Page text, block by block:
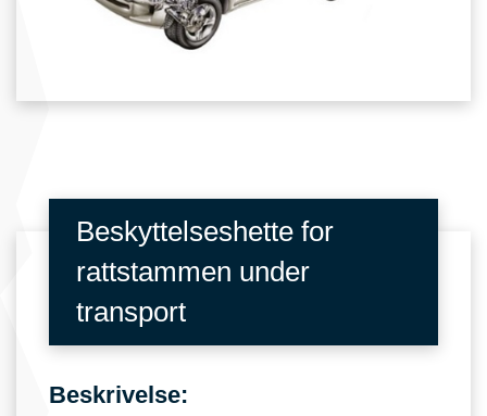
Beskyttelseshette for
rattstammen under
transport
Beskrivelse: